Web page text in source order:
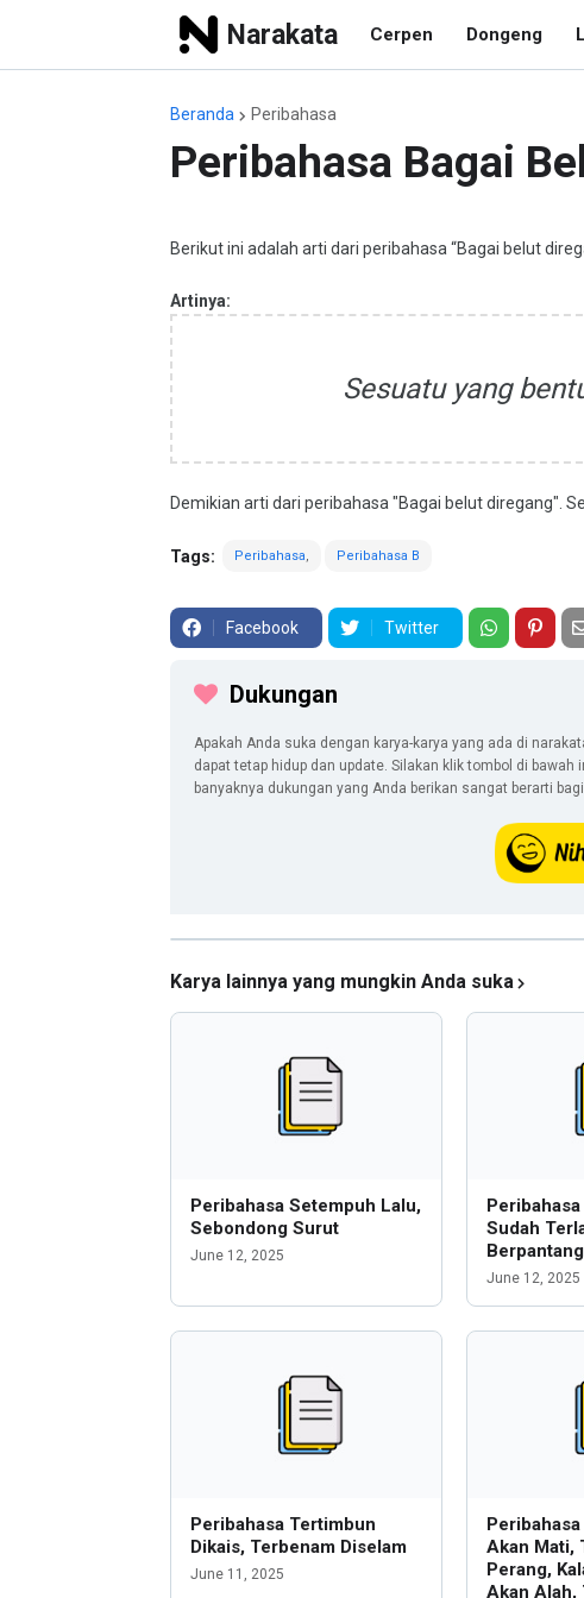
Narakata Cerpen Dongeng
Beranda Peribahasa
Peribahasa Bagai
Berikut ini adalah arti dari peribahasa “Bagai belut
Artinya:
Sesuatu yang
Demikian arti dari peribahasa "Bagai belut diregang".
Tags: Peribahasa Peribahasa B
Facebook Twitter
Dukungan
Apakah Anda suka dengan karya-karya yang ada di
dapat tetap hidup dan update. Silakan klik tombol di
banyaknya dukungan yang Anda berikan sangat berarti
Karya lainnya yang mungkin Anda suka
Peribahasa Setempuh Lalu,
Sebondong Surut
June 12, 2025
Sudah
June 12, 2025
Peribahasa Tertimbun
Dikais, Terbenam Diselam
June 11, 2025
Akan Mati,
Perang,
Akan Alah,